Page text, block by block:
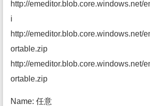
http://emeditor.blob.core.windows.net/
i
http://emeditor.blob.core.windows.net/
ortable.zip
http://emeditor.blob.core.windows.net/
ortable.zip
Name: 任意